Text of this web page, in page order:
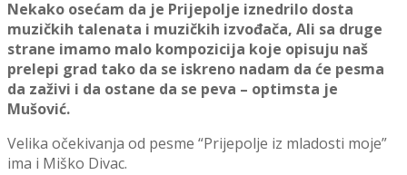
Nekako osećam da je Prijepolјe iznedrilo dosta
muzičkih talenata i muzičkih izvođača, Ali sa druge
strane imamo malo kompozicija koje opisuju naš
prelepi grad tako da se iskreno nadam da će pesma
da zaživi i da ostane da se peva – optimsta je
Mušović.
Velika očekivanja od pesme “Prijepolјe iz mladosti moje”
ima i Miško Divac.